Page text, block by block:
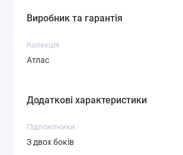
Виробник та гарантія
Колекція
Атлас
Додаткові характеристики
Підлокітники
З двох боків